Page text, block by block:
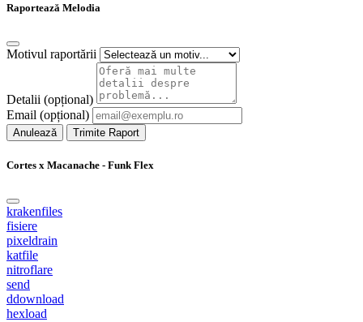
Raportează Melodia
Motivul raportării
Detalii (opțional)
Email (opțional)
Anulează Trimite Raport
Cortes x Macanache - Funk Flex
krakenfiles
fisiere
pixeldrain
katfile
nitroflare
send
ddownload
hexload